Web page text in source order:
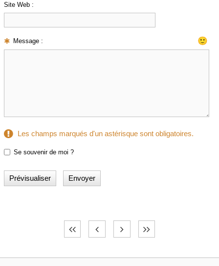
Site Web :
Message : 🙂
Les champs marqués d'un astérisque sont obligatoires.
Se souvenir de moi ?